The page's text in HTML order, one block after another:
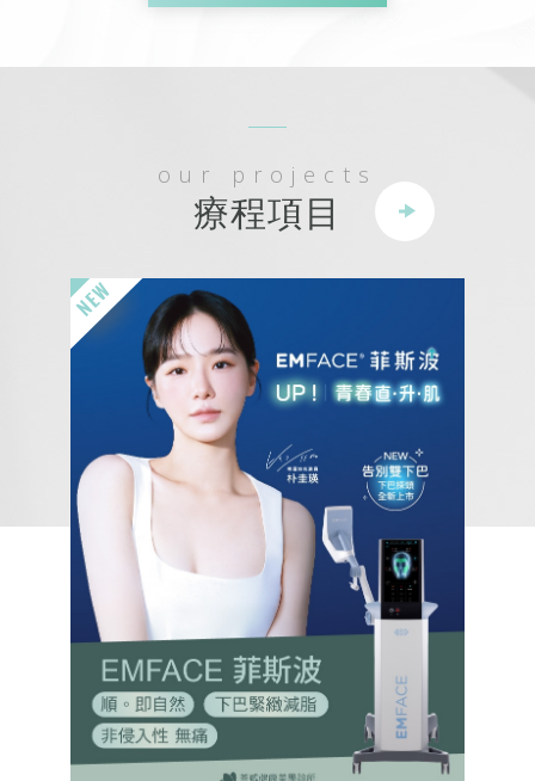
our projects
療程項目